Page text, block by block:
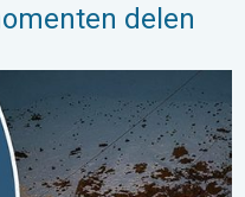
delen
Veel sneeuw in de